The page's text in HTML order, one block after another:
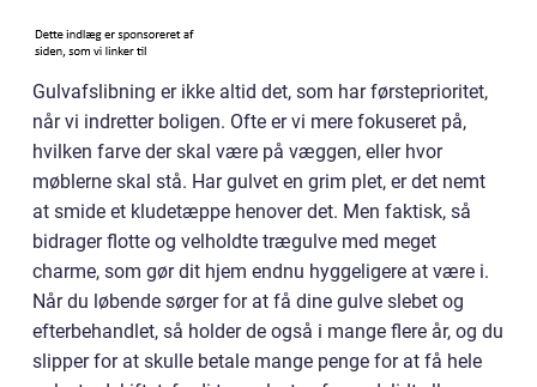
Gulvafslibning er ikke altid det, som har førsteprioritet,
når vi indretter boligen. Ofte er vi mere fokuseret på,
hvilken farve der skal være på væggen, eller hvor
møblerne skal stå. Har gulvet en grim plet, er det nemt
at smide et kludetæppe henover det. Men faktisk, så
bidrager flotte og velholdte trægulve med meget
charme, som gør dit hjem endnu hyggeligere at være i.
Når du løbende sørger for at få dine gulve slebet og
efterbehandlet, så holder de også i mange flere år, og du
slipper for at skulle betale mange penge for at få hele